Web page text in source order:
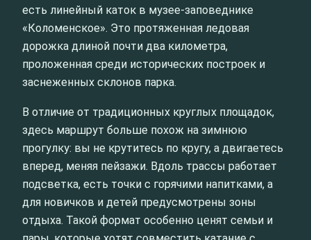
есть линейный каток в музее-заповеднике
«Коломенское». Это протяженная ледовая
дорожка длиной почти два километра,
проложенная среди исторических построек и
заснеженных склонов парка.
В отличие от традиционных круглых площадок,
здесь маршрут больше похож на зимнюю
прогулку: вы не крутитесь по кругу, а двигаетесь
вперед, меняя пейзажи. Вдоль трассы работает
подсветка, есть точки с горячими напитками, а
для новичков и детей предусмотрены зоны
отдыха. Такой формат особенно ценят семьи и